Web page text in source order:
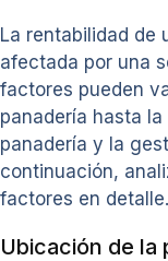
La rentabilidad de
afectada por una
factores pueden
panadería hasta
panadería y la
continuación,
factores en detalle.
Ubicación de la